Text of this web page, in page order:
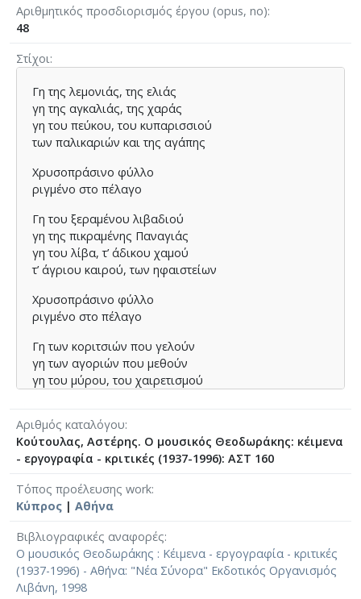
Αριθμητικός προσδιορισμός έργου (opus, no)
48
Στίχοι
Γη της λεμονιάς, της ελιάς
γη της αγκαλιάς, της χαράς
γη του πεύκου, του κυπαρισσιού
των παλικαριών και της αγάπης
Χρυσοπράσινο φύλλο
ριγμένο στο πέλαγο
Γη του ξεραμένου λιβαδιού
γη της πικραμένης Παναγιάς
γη του λίβα, τ’ άδικου χαμού
τ’ άγριου καιρού, των ηφαιστείων
Χρυσοπράσινο φύλλο
ριγμένο στο πέλαγο
Γη των κοριτσιών που γελούν
γη των αγοριών που μεθούν
γη του μύρου, του χαιρετισμού
Χρυσοπράσινο φύλλο
ριγμένο στο πέλαγο
Αριθμός καταλόγου
Κούτουλας, Αστέρης. Ο μουσικός Θεοδωράκης: κέιμενα
- εργογραφία - κριτικές (1937-1996): ΑΣΤ 160
Τόπος προέλευσης work
Κύπρος | Αθήνα
Βιβλιογραφικές αναφορές
Ο μουσικός Θεοδωράκης : Κέιμενα - εργογραφία - κριτικές
(1937-1996) - Αθήνα: "Νέα Σύνορα" Εκδοτικός Οργανισμός
Λιβάνη, 1998